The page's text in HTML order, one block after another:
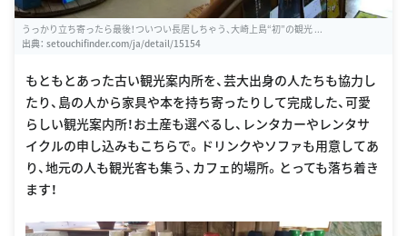
うっかり立ち寄ったら最後！ついつい長居しちゃう、大崎上島“初”の観光 ...
出典： setouchifinder.com/ja/detail/15154
もともとあった古い観光案内所を、芸大出身の人たちも協力し
たり、島の人から家具や本を持ち寄ったりして完成した、可愛
らしい観光案内所！お土産も選べるし、レンタカーやレンタサ
イクルの申し込みもこちらで。ドリンクやソファも用意してあ
り、地元の人も観光客も集う、カフェ的場所。とっても落ち着き
ます！